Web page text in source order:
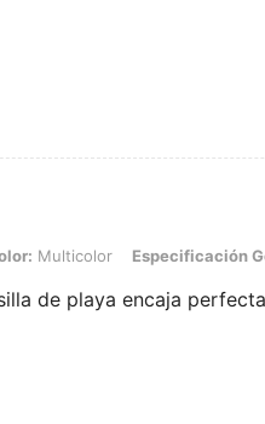
Especificación General: rojo
Multicolor Especificación
de playa encaja